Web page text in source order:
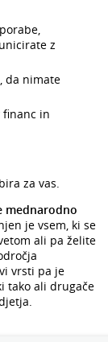
z
da nimate
financ in
za vas.
mednarodno
je vsem, ki se
ali pa želite
vrsti pa je
ki tako ali drugače